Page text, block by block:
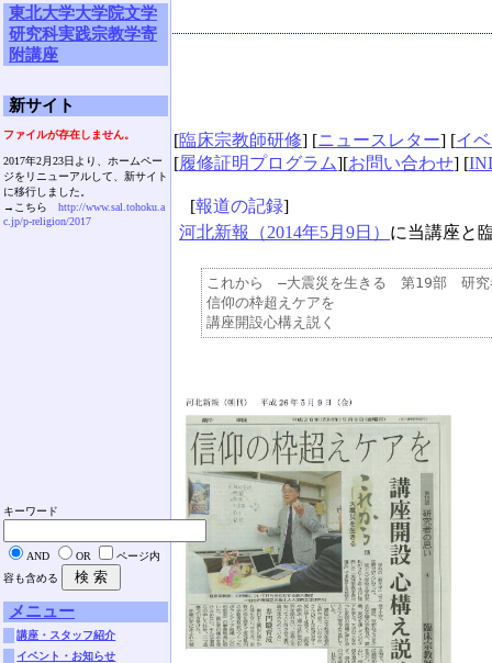
[臨床宗教師研修] [ニュースレター] [イ
[履修証明プログラム][お問い合わせ] [
[報道の記録]
河北新報（2014年5月9日） に当講座と
これから　―大震災を生きる　第19部　研
信仰の枠超えケアを
東北大学大学院文学
研究科実践宗教学寄
附講座
新サイト
ファイルが存在しません。
2017年2月23日より、ホームペー
ジをリニューアルして、新サイト
に移行しました。
→こちら http://www.sal.tohoku.a
c.jp/p-religion/2017
キーワード
AND OR
ページ内
容も含める
メニュー
講座・スタッフ紹介
イベント・お知らせ